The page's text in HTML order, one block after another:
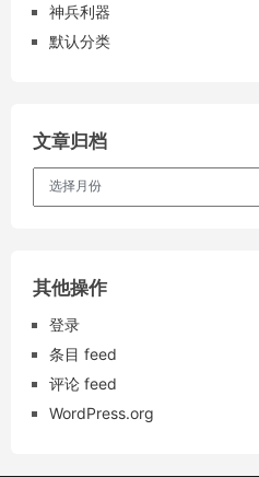
神兵利器
默认分类
文章归档
其他操作
登录
条目 feed
评论 feed
WordPress.org